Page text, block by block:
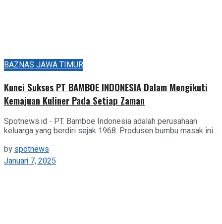
BAZNAS JAWA TIMUR
Kunci Sukses PT BAMBOE INDONESIA Dalam Mengikuti
Kemajuan Kuliner Pada Setiap Zaman
Spotnews.id - PT. Bamboe Indonesia adalah perusahaan
keluarga yang berdiri sejak 1968. Produsen bumbu masak ini...
by spotnews
Januari 7, 2025